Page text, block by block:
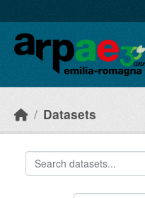
Datasets